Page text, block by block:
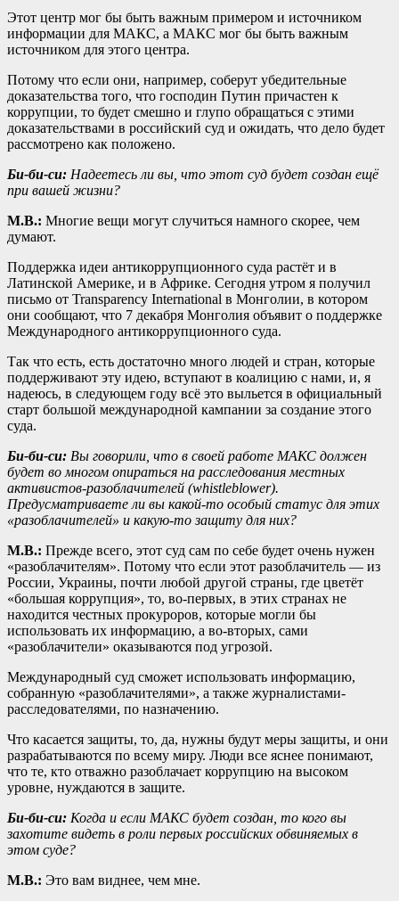
Этот центр мог бы быть важным примером и источником
информации для МАКС, а МАКС мог бы быть важным
источником для этого центра.
Потому что если они, например, соберут убедительные
доказательства того, что господин Путин причастен к
коррупции, то будет смешно и глупо обращаться с этими
доказательствами в российский суд и ожидать, что дело будет
рассмотрено как положено.
Би-би-си: Надеетесь ли вы, что этот суд будет создан ещё
при вашей жизни?
М.В.: Многие вещи могут случиться намного скорее, чем
думают.
Поддержка идеи антикоррупционного суда растёт и в
Латинской Америке, и в Африке. Сегодня утром я получил
письмо от Transparency International в Монголии, в котором
они сообщают, что 7 декабря Монголия объявит о поддержке
Международного антикоррупционного суда.
Так что есть, есть достаточно много людей и стран, которые
поддерживают эту идею, вступают в коалицию с нами, и, я
надеюсь, в следующем году всё это выльется в официальный
старт большой международной кампании за создание этого
суда.
Би-би-си: Вы говорили, что в своей работе МАКС должен
будет во многом опираться на расследования местных
активистов-разоблачителей (whistleblower).
Предусматриваете ли вы какой-то особый статус для этих
«разоблачителей» и какую-то защиту для них?
М.В.: Прежде всего, этот суд сам по себе будет очень нужен
«разоблачителям». Потому что если этот разоблачитель — из
России, Украины, почти любой другой страны, где цветёт
«большая коррупция», то, во-первых, в этих странах не
находится честных прокуроров, которые могли бы
использовать их информацию, а во-вторых, сами
«разоблачители» оказываются под угрозой.
Международный суд сможет использовать информацию,
собранную «разоблачителями», а также журналистами-
расследователями, по назначению.
Что касается защиты, то, да, нужны будут меры защиты, и они
разрабатываются по всему миру. Люди все яснее понимают,
что те, кто отважно разоблачает коррупцию на высоком
уровне, нуждаются в защите.
Би-би-си: Когда и если МАКС будет создан, то кого вы
захотите видеть в роли первых российских обвиняемых в
этом суде?
М.В.: Это вам виднее, чем мне.